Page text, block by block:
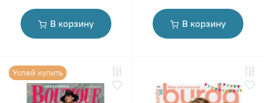
В корзину В корзину
Успей купить